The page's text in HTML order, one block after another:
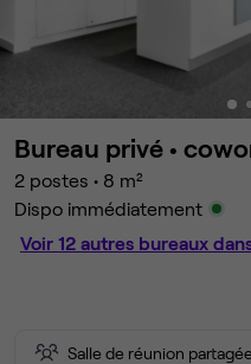
Bureau privé •
2 postes • 8 m²
Dispo immédiatement
Voir 12 autres bureaux
Salle de réunion partagée